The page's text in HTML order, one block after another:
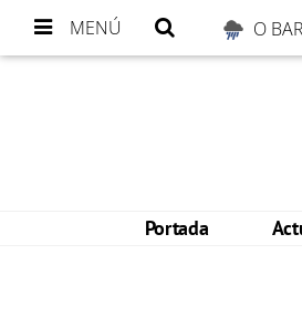
MENÚ O
Portada